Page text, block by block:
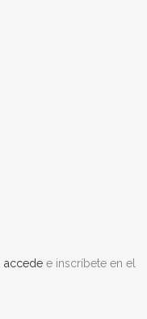
accede e inscríbete en el